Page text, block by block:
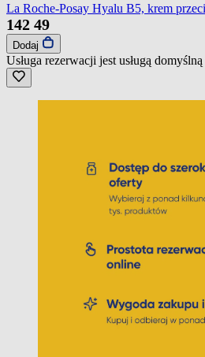
La Roche-Posay Hyalu B5, krem
142 49
Dodaj
Usługa rezerwacji jest usługą domyślną